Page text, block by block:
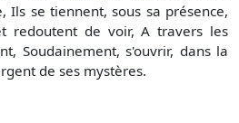
Ils se tiennent, sous sa présence,
redoutent de voir, A travers les
Soudainement, s'ouvrir, dans la
de ses mystères.